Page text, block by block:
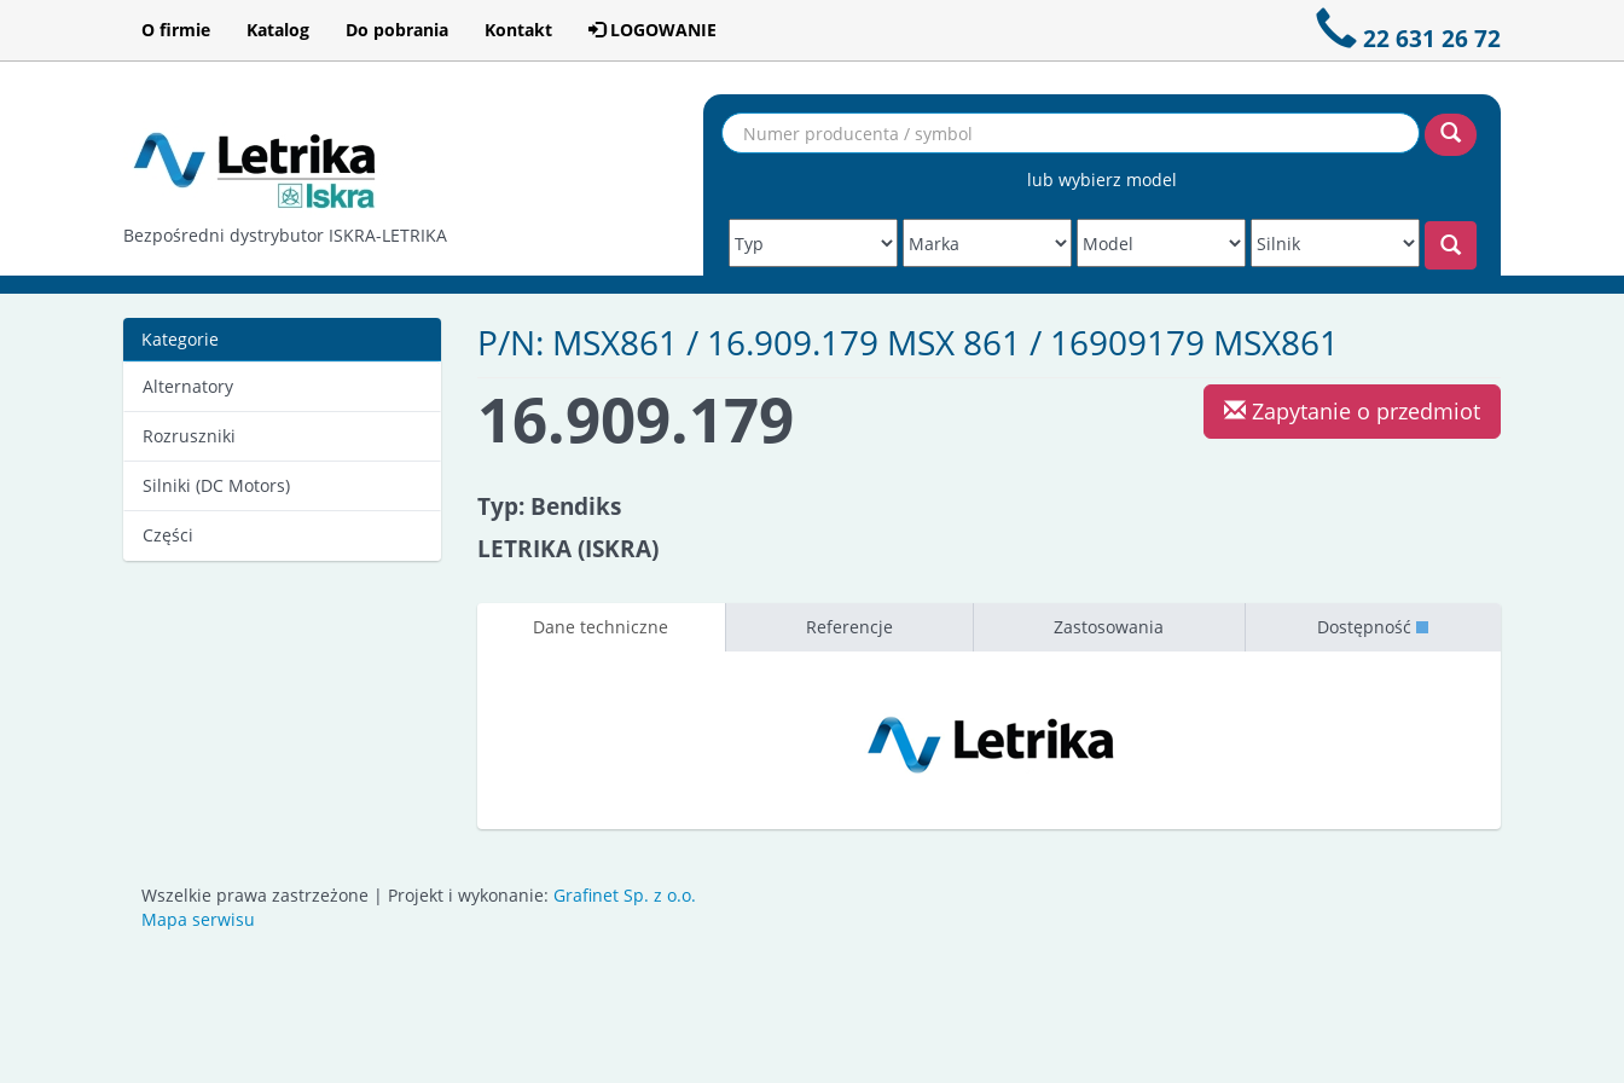
O firmie Katalog Do pobrania Kontakt LOGOWANIE 22 631 26 72
Bezpośredni dystrybutor ISKRA-LETRIKA
lub wybierz model
Kategorie
Alternatory
Rozruszniki
Silniki (DC Motors)
Części
P/N: MSX861 / 16.909.179 MSX 861 / 16909179 MSX861
Zapytanie o przedmiot
16.909.179
Typ: Bendiks
LETRIKA (ISKRA)
Dane techniczne Referencje Zastosowania Dostępność
Wszelkie prawa zastrzeżone | Projekt i wykonanie: Grafinet Sp. z o.o.
Mapa serwisu